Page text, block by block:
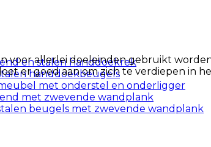
en stalen handdoekrek
handdoekbeugels
met onderstel en onderligger
met zwevende wandplank
beugels met zwevende wandplank
voor allerlei doeleinden gebruikt
er goed aan om zich te verdiepen in